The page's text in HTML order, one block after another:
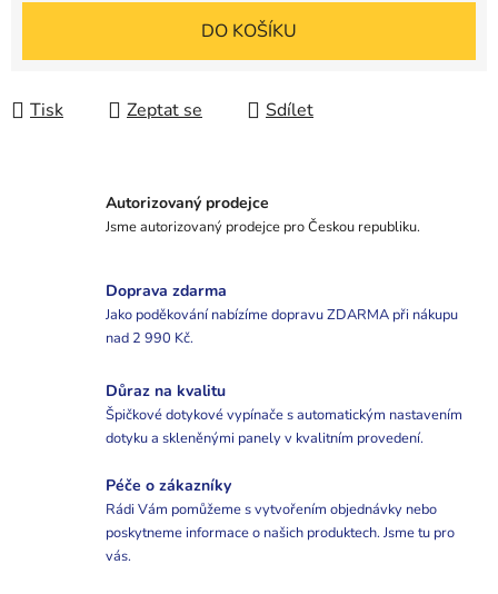
DO KOŠÍKU
Tisk Zeptat se Sdílet
Autorizovaný prodejce
Jsme autorizovaný prodejce pro Českou republiku.
Doprava zdarma
Jako poděkování nabízíme dopravu ZDARMA při nákupu
nad 2 990 Kč.
Důraz na kvalitu
Špičkové dotykové vypínače s automatickým nastavením
dotyku a skleněnými panely v kvalitním provedení.
Péče o zákazníky
Rádi Vám pomůžeme s vytvořením objednávky nebo
poskytneme informace o našich produktech. Jsme tu pro
vás.